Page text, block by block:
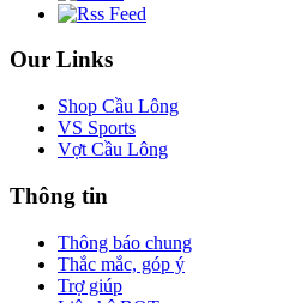
Our Links
Shop Cầu Lông
VS Sports
Vợt Cầu Lông
Thông tin
Thông báo chung
Thắc mắc, góp ý
Trợ giúp